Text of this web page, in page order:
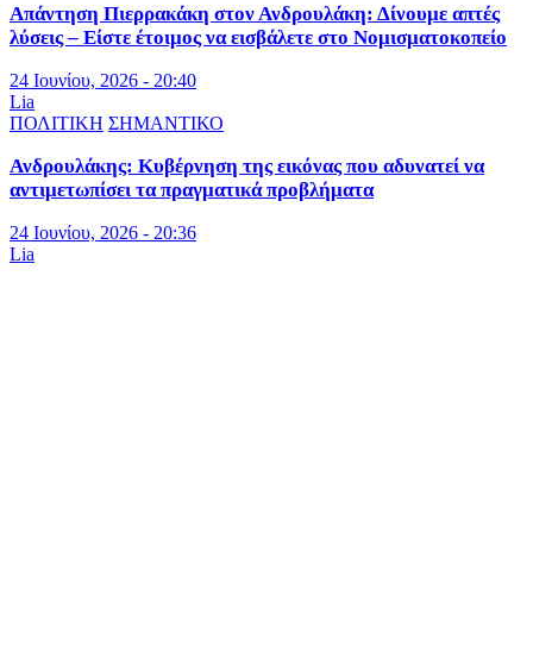
Απάντηση Πιερρακάκη στον Ανδρουλάκη: Δίνουμε απτές
λύσεις – Είστε έτοιμος να εισβάλετε στο Νομισματοκοπείο
24 Ιουνίου, 2026 - 20:40
Lia
ΠΟΛΙΤΙΚΗ ΣΗΜΑΝΤΙΚΟ
Ανδρουλάκης: Κυβέρνηση της εικόνας που αδυνατεί να
αντιμετωπίσει τα πραγματικά προβλήματα
24 Ιουνίου, 2026 - 20:36
Lia